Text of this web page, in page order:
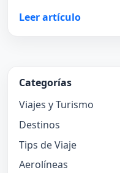
Leer artículo
Categorías
Viajes y Turismo
Destinos
Tips de Viaje
Aerolíneas